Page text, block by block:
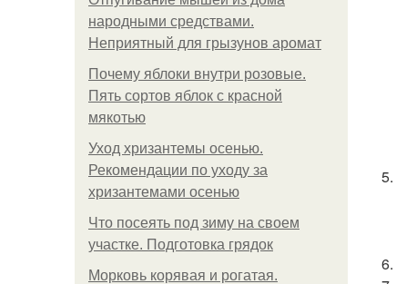
народными средствами.
Неприятный для грызунов аромат
Почему яблоки внутри розовые.
Пять сортов яблок с красной
мякотью
Уход хризантемы осенью.
Рекомендации по уходу за
хризантемами осенью
Что посеять под зиму на своем
участке. Подготовка грядок
Морковь корявая и рогатая.